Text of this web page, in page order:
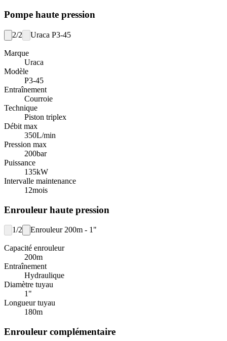
Pompe haute pression
2/2 Uraca P3-45
Marque
Uraca
Modèle
P3-45
Entraînement
Courroie
Technique
Piston triplex
Débit max
350L/min
Pression max
200bar
Puissance
135kW
Intervalle maintenance
12mois
Enrouleur haute pression
1/2 Enrouleur 200m - 1"
Capacité enrouleur
200m
Entraînement
Hydraulique
Diamètre tuyau
1"
Longueur tuyau
180m
Enrouleur complémentaire